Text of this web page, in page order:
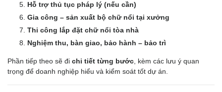
Hỗ trợ thủ tục pháp lý (nếu cần)
Gia công – sản xuất bộ chữ nổi tại xưởng
Thi công lắp đặt chữ nổi tòa nhà
Nghiệm thu, bàn giao, bảo hành – bảo trì
Phần tiếp theo sẽ đi chi tiết từng bước , kèm các lưu ý quan
trọng để doanh nghiệp hiểu và kiểm soát tốt dự án.